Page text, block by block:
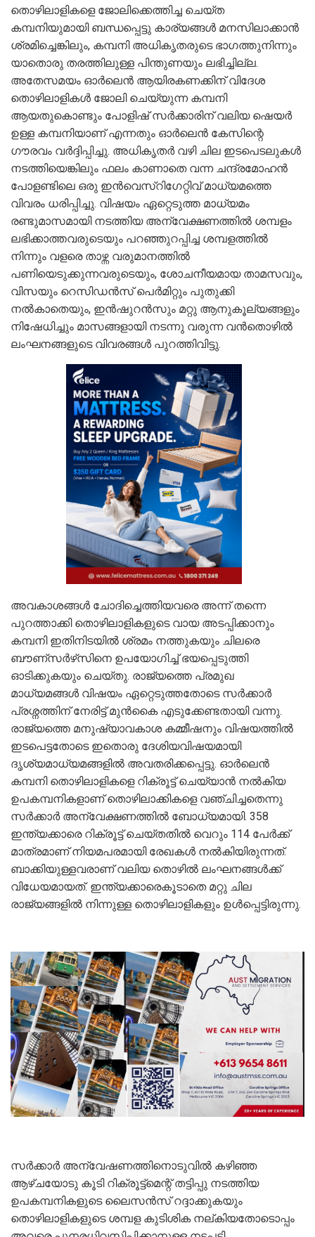
തൊഴിലാളികളെ ജോലിക്കെത്തിച്ച ചെയ്ത
കമ്പനിയുമായി ബന്ധപ്പെട്ടു കാര്യങ്ങൾ മനസിലാക്കാൻ
ശ്രമിച്ചെങ്കിലും, കമ്പനി അധികൃതരുടെ ഭാഗത്തുനിന്നും
യാതൊരു തരത്തിലുള്ള പിന്തുണയും ലഭിച്ചില്ല.
അതേസമയം ഓർലെൻ ആയിരകണക്കിന് വിദേശ
തൊഴിലാളികൾ ജോലി ചെയ്യുന്ന കമ്പനി
ആയതുകൊണ്ടും പോളിഷ് സർക്കാരിന് വലിയ ഷെയർ
ഉള്ള കമ്പനിയാണ് എന്നതും ഓർലെൻ കേസിന്റെ
ഗൗരവം വർദ്ദിപ്പിച്ചു. അധികൃതർ വഴി ചില ഇടപെടലുകൾ
നടത്തിയെങ്കിലും ഫലം കാണാതെ വന്ന ചന്ദ്രമോഹൻ
പോളണ്ടിലെ ഒരു ഇൻവെസ്റിഗേറ്റിവ് മാധ്യമത്തെ
വിവരം ധരിപ്പിച്ചു. വിഷയം ഏറ്റെടുത്ത മാധ്യമം
രണ്ടുമാസമായി നടത്തിയ അന്വേക്ഷണത്തിൽ ശമ്പളം
ലഭിക്കാത്തവരുടെയും പറഞ്ഞുറപ്പിച്ച ശമ്പളത്തിൽ
നിന്നും വളരെ താഴ്ന്ന വരുമാനത്തിൽ
പണിയെടുക്കുന്നവരുടെയും, ശോചനീയമായ താമസവും,
വിസയും റെസിഡൻസ് പെർമിറ്റും പുതുക്കി
നൽകാതെയും, ഇൻഷുറൻസും മറ്റു ആനുകൂല്യങ്ങളും
നിഷേധിച്ചും മാസങ്ങളായി നടന്നു വരുന്ന വൻതൊഴിൽ
ലംഘനങ്ങളുടെ വിവരങ്ങൾ പുറത്തിവിട്ടു.
അവകാശങ്ങൾ ചോദിച്ചെത്തിയവരെ അന്ന് തന്നെ
പുറത്താക്കി തൊഴിലാളികളുടെ വായ അടപ്പിക്കാനും
കമ്പനി ഇതിനിടയിൽ ശ്രമം നത്തുകയും ചിലരെ
ബൗണ്സർഴ്‌സിനെ ഉപയോഗിച്ച് ഭയപ്പെടുത്തി
ഓടിക്കുകയും ചെയ്തു. രാജ്യത്തെ പ്രമുഖ
മാധ്യമങ്ങൾ വിഷയം ഏറ്റെടുത്തതോടെ സർക്കാർ
പ്രശ്നത്തിന് നേരിട്ട് മുൻകൈ എടുക്കേണ്ടതായി വന്നു.
രാജ്യത്തെ മനുഷ്യാവകാശ കമ്മീഷനും വിഷയത്തിൽ
ഇടപെട്ടതോടെ ഇതൊരു ദേശിയവിഷയമായി
ദൃശ്യമാധ്യമങ്ങളിൽ അവതരിക്കപ്പെട്ടു. ഓർലെൻ
കമ്പനി തൊഴിലാളികളെ റിക്രൂട്ട് ചെയ്യാൻ നൽകിയ
ഉപകമ്പനികളാണ് തൊഴിലാക്കികളെ വഞ്ചിച്ചതെന്നു
സർക്കാർ അന്വേക്ഷണത്തിൽ ബോധ്യമായി. 358
ഇന്ത്യക്കാരെ റിക്രൂട്ട് ചെയ്തതിൽ വെറും 114 പേർക്ക്
മാത്രമാണ് നിയമപരമായി രേഖകൾ നൽകിയിരുന്നത്.
ബാക്കിയുള്ളവരാണ് വലിയ തൊഴിൽ ലംഘനങ്ങൾക്ക്
വിധേയമായത്. ഇന്ത്യക്കാരെകൂടാതെ മറ്റു ചില
രാജ്യങ്ങളിൽ നിന്നുള്ള തൊഴിലാളികളും ഉൾപ്പെട്ടിരുന്നു.
സർക്കാർ അന്വേഷണത്തിനൊടുവിൽ കഴിഞ്ഞ
ആഴ്ചയോടു കൂടി റിക്രൂട്ട്മെന്റ് തട്ടിപ്പു നടത്തിയ
ഉപകമ്പനികളുടെ ലൈസൻസ് റദ്ദാക്കുകയും
തൊഴിലാളികളുടെ ശമ്പള കുടിശിക നല്കിയതോടൊപ്പം